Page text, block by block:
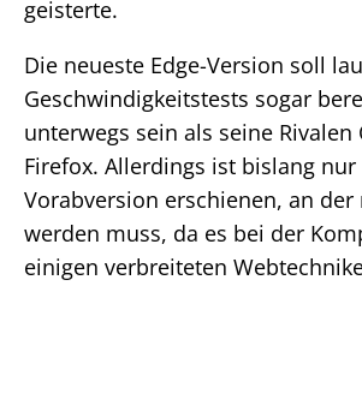
geisterte.
Die neueste Edge-Version soll
Geschwindigkeitstests sogar
unterwegs sein als seine Rivalen
Firefox. Allerdings ist bislang nur
Vorabversion erschienen, an
werden muss, da es bei der
einigen verbreiteten